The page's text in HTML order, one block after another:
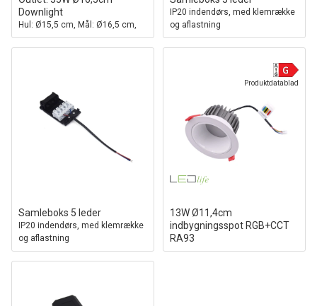
Downlight
Hul: Ø15,5 cm, Mål: Ø16,5 cm,
Justerbar vinkel
IP20 indendørs, med klemrække
og aflastning
Samleboks 5 leder
IP20 indendørs, med klemrække
og aflastning
Produktdatablad
13W Ø11,4cm
indbygningsspot RGB+CCT
RA93
24V DC, Hul: Ø9,5 cm, Mål: